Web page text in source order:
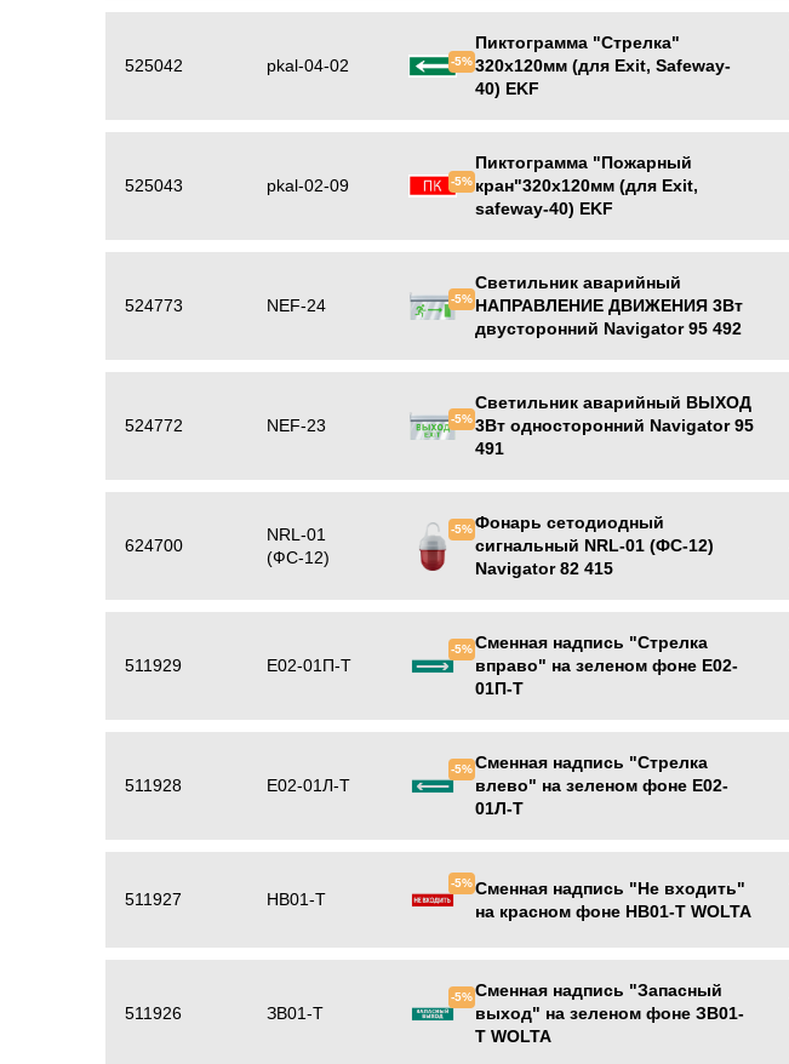
525042 pkal-04-02 -5%
Пиктограмма "Стрелка"
320x120мм (для Exit, Safeway-
40) EKF
525043 pkal-02-09 -5%
Пиктограмма "Пожарный
кран"320x120мм (для Exit,
safeway-40) EKF
524773 NEF-24 -5%
Светильник аварийный
НАПРАВЛЕНИЕ ДВИЖЕНИЯ 3Вт
двусторонний Navigator 95 492
524772 NEF-23 -5%
Светильник аварийный ВЫХОД
3Вт односторонний Navigator 95
491
624700
NRL-01
(ФС-12)
-5%Фонарь сетодиодный
сигнальный NRL-01 (ФС-12)
Navigator 82 415
511929 Е02-01П-Т
-5%Сменная надпись "Стрелка
вправо" на зеленом фоне Е02-
01П-Т
511928 Е02-01Л-Т
-5%Сменная надпись "Стрелка
влево" на зеленом фоне Е02-
01Л-Т
511927 НВ01-Т
-5%Сменная надпись "Не входить"
на красном фоне НВ01-Т WOLTA
511926 ЗВ01-Т
-5%Сменная надпись "Запасный
выход" на зеленом фоне ЗВ01-
Т WOLTA